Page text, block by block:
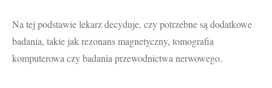
Na tej podstawie lekarz decyduje, czy potrzebne są dodatkowe
badania, takie jak rezonans magnetyczny, tomografia
komputerowa czy badania przewodnictwa nerwowego.